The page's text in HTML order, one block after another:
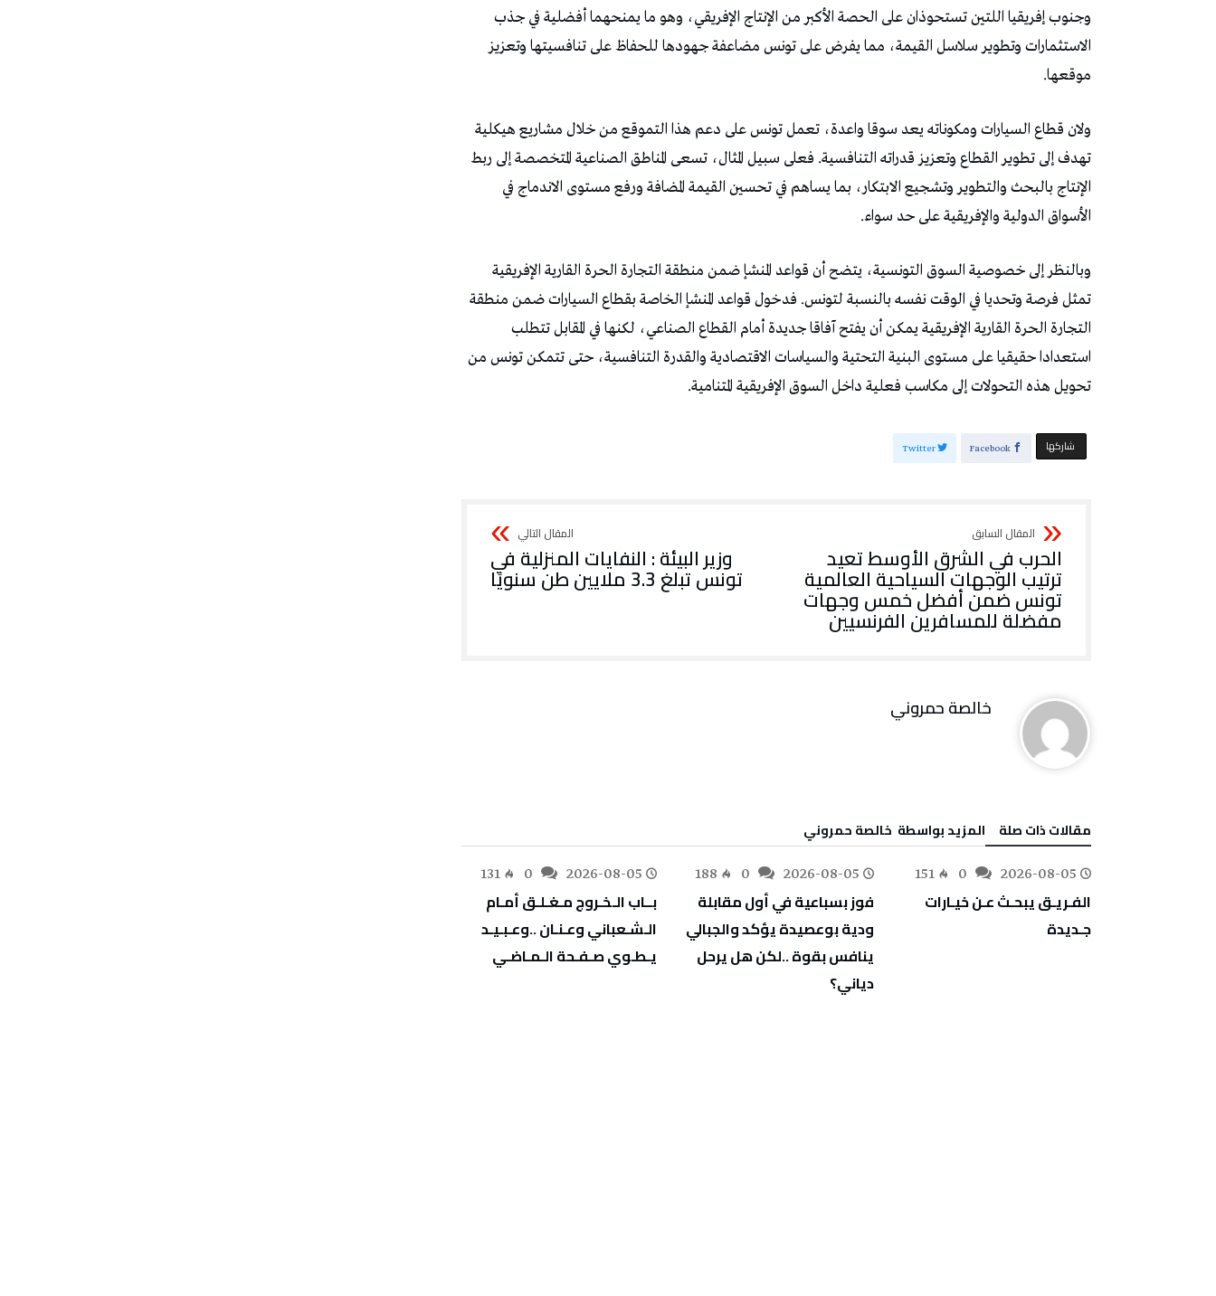
وجنوب إفريقيا اللتين تستحوذان على الحصة الأكبر من الإنتاج الإفريقي، وهو ما يمنحهما أفضلية في جذب
الاستثمارات وتطوير سلاسل القيمة، مما يفرض على تونس مضاعفة جهودها للحفاظ على تنافسيتها وتعزيز
موقعها.
ولان قطاع السيارات ومكوناته يعد سوقا واعدة، تعمل تونس على دعم هذا التموقع من خلال مشاريع هيكلية
تهدف إلى تطوير القطاع وتعزيز قدراته التنافسية. فعلى سبيل المثال، تسعى المناطق الصناعية المتخصصة إلى ربط
الإنتاج بالبحث والتطوير وتشجيع الابتكار، بما يساهم في تحسين القيمة المضافة ورفع مستوى الاندماج في
الأسواق الدولية والإفريقية على حد سواء.
وبالنظر إلى خصوصية السوق التونسية، يتضح أن قواعد المنشإ ضمن منطقة التجارة الحرة القارية الإفريقية
تمثل فرصة وتحديا في الوقت نفسه بالنسبة لتونس. فدخول قواعد المنشإ الخاصة بقطاع السيارات ضمن منطقة
التجارة الحرة القارية الإفريقية يمكن أن يفتح آفاقا جديدة أمام القطاع الصناعي، لكنها في المقابل تتطلب
استعدادا حقيقيا على مستوى البنية التحتية والسياسات الاقتصادية والقدرة التنافسية، حتى تتمكن تونس من
تحويل هذه التحولات إلى مكاسب فعلية داخل السوق الإفريقية المتنامية.
‫‫ شاركها‬ Facebook
Twitter
الحرب في الشرق الأوسط تعيد
ترتيب الوجهات السياحية العالمية
تونس ضمن أفضل خمس وجهات
مفضلة للمسافرين الفرنسيين
وزير البيئة : النفايات المنزلية في
تونس تبلغ 3.3 ملايين طن سنويًا
خالصة حمروني
‫مقالات ذات صلة‬ ‫‫المزيد بواسطة‬ ‬ خالصة حمروني
2026-08-05
151
‬جـديدة
2026-08-05
188
‬دياني؟
2026-08-05
131
‬يـطـوي‭ ‬صـفـحة‭ ‬الـمـاضـي